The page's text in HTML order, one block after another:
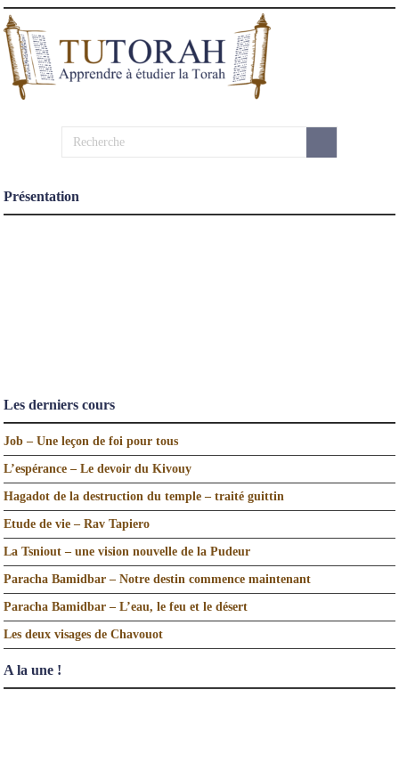
Présentation
Les derniers cours
Job – Une leçon de foi pour tous
L’espérance – Le devoir du Kivouy
Hagadot de la destruction du temple – traité guittin
Etude de vie – Rav Tapiero
La Tsniout – une vision nouvelle de la Pudeur
Paracha Bamidbar – Notre destin commence maintenant
Paracha Bamidbar – L’eau, le feu et le désert
Les deux visages de Chavouot
A la une !